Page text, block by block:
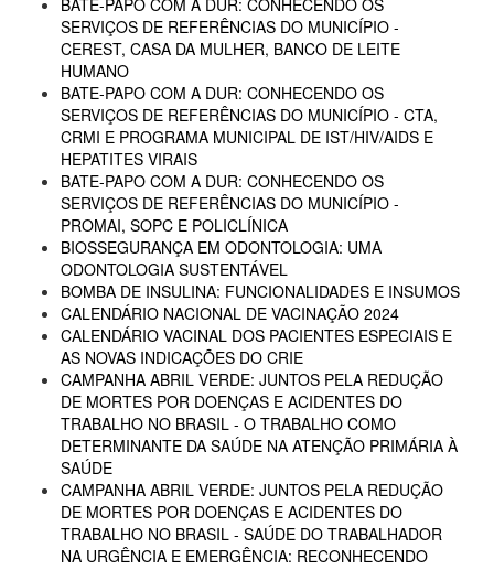
BATE-PAPO COM A DUR: CONHECENDO OS
SERVIÇOS DE REFERÊNCIAS DO MUNICÍPIO -
CEREST, CASA DA MULHER, BANCO DE LEITE
HUMANO
BATE-PAPO COM A DUR: CONHECENDO OS
SERVIÇOS DE REFERÊNCIAS DO MUNICÍPIO - CTA,
CRMI E PROGRAMA MUNICIPAL DE IST/HIV/AIDS E
HEPATITES VIRAIS
BATE-PAPO COM A DUR: CONHECENDO OS
SERVIÇOS DE REFERÊNCIAS DO MUNICÍPIO -
PROMAI, SOPC E POLICLÍNICA
BIOSSEGURANÇA EM ODONTOLOGIA: UMA
ODONTOLOGIA SUSTENTÁVEL
BOMBA DE INSULINA: FUNCIONALIDADES E INSUMOS
CALENDÁRIO NACIONAL DE VACINAÇÃO 2024
CALENDÁRIO VACINAL DOS PACIENTES ESPECIAIS E
AS NOVAS INDICAÇÕES DO CRIE
CAMPANHA ABRIL VERDE: JUNTOS PELA REDUÇÃO
DE MORTES POR DOENÇAS E ACIDENTES DO
TRABALHO NO BRASIL - O TRABALHO COMO
DETERMINANTE DA SAÚDE NA ATENÇÃO PRIMÁRIA À
SAÚDE
CAMPANHA ABRIL VERDE: JUNTOS PELA REDUÇÃO
DE MORTES POR DOENÇAS E ACIDENTES DO
TRABALHO NO BRASIL - SAÚDE DO TRABALHADOR
NA URGÊNCIA E EMERGÊNCIA: RECONHECENDO